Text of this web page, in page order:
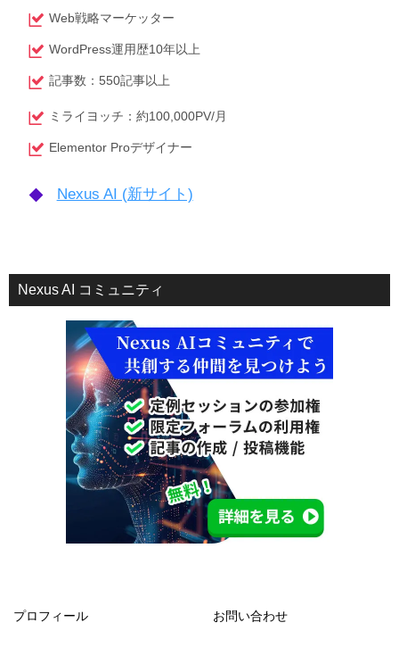
Web戦略マーケッター
WordPress運用歴10年以上
記事数：550記事以上
ミライヨッチ：約100,000PV/月
Elementor Proデザイナー
Nexus AI (新サイト)
Nexus AI コミュニティ
プロフィール お問い合わせ